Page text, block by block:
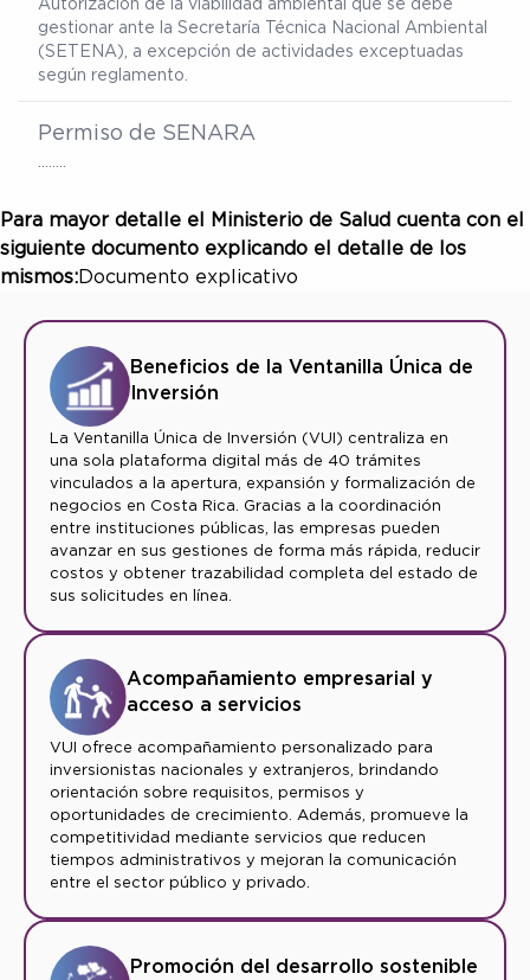
gestionar ante la Secretaría Técnica Nacional Ambiental
(SETENA), a excepción de actividades exceptuadas
según reglamento.
Permiso de SENARA
Para mayor detalle el Ministerio de Salud cuenta con el
siguiente documento explicando el detalle de los
mismos:Documento explicativo
Beneficios de la Ventanilla Única de
Inversión
La Ventanilla Única de Inversión (VUI) centraliza en
una sola plataforma digital más de 40 trámites
vinculados a la apertura, expansión y formalización de
negocios en Costa Rica. Gracias a la coordinación
entre instituciones públicas, las empresas pueden
avanzar en sus gestiones de forma más rápida, reducir
costos y obtener trazabilidad completa del estado de
sus solicitudes en línea.
Acompañamiento empresarial y
acceso a servicios
VUI ofrece acompañamiento personalizado para
inversionistas nacionales y extranjeros, brindando
orientación sobre requisitos, permisos y
oportunidades de crecimiento. Además, promueve la
competitividad mediante servicios que reducen
tiempos administrativos y mejoran la comunicación
entre el sector público y privado.
Promoción del desarrollo sostenible